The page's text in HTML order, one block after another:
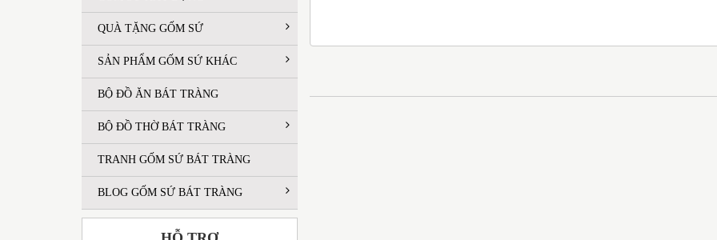
QUÀ TẶNG GỐM SỨ
SẢN PHẨM GỐM SỨ KHÁC
BỘ ĐỒ ĂN BÁT TRÀNG
BỘ ĐỒ THỜ BÁT TRÀNG
TRANH GỐM SỨ BÁT TRÀNG
BLOG GỐM SỨ BÁT TRÀNG